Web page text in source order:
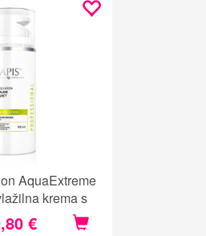
AquaExtreme
krema s
kislino
€